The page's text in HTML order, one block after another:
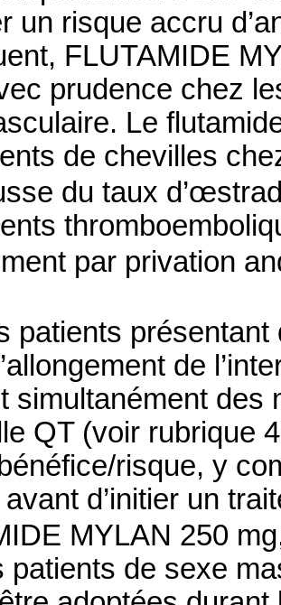
un risque accru
FLUTAMIDE
prudence chez
Le
de chevilles
du taux
par privation
patients
de
simultanément des
QT (voir
risque, y
d’initier un
MYLAN 250
patients de sexe